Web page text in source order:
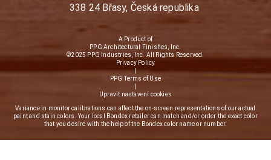
338 24 Břasy, Česká republika
A Product of
PPG Architectural Finishes, Inc.
©2025 PPG Industries, Inc. All Rights Reserved.
Privacy Policy
|
PPG Terms of Use
Upravit nastavení cookies
Variance in monitor calibrations can affect the on-screen representations of our actual
paint and stain colors. Your local Bondex retailer can match and/or order the exact color
that you desire with the help of the Bondex color name or number.